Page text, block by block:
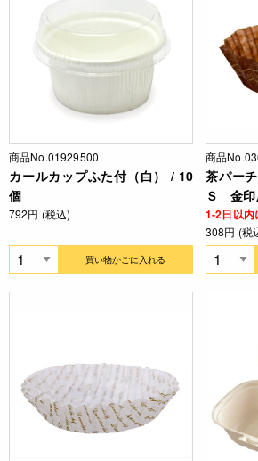
商品No.01929500
カールカップふた付（白） / 10
個
792円 (税込)
買い物かごに入れる
商品
茶パー
Ｓ 金印
1-2日以内
308円 (税